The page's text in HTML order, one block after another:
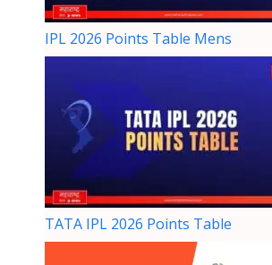
IPL 2026 Points Table Mens
TATA IPL 2026 Points Table